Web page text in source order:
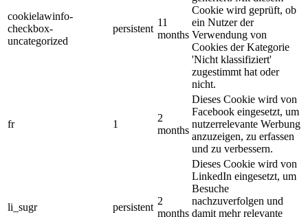
cookielawinfo-
checkbox-
uncategorized
persistent
11
months
Cookie wird geprüft, ob
ein Nutzer der
Verwendung von
Cookies der Kategorie
'Nicht klassifiziert'
zugestimmt hat oder
nicht.
fr 1
2
months
Dieses Cookie wird von
Facebook eingesetzt, um
nutzerrelevante Werbung
anzuzeigen, zu erfassen
und zu verbessern.
li_sugr persistent
2
months
Dieses Cookie wird von
LinkedIn eingesetzt, um
Besuche
nachzuverfolgen und
damit mehr relevante